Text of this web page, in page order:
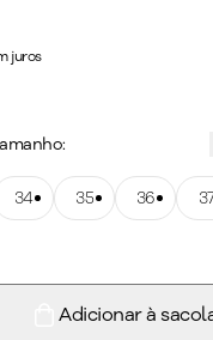
juros
34
34Tamanho: 35
35Tamanho: 36
36
Adicionar à